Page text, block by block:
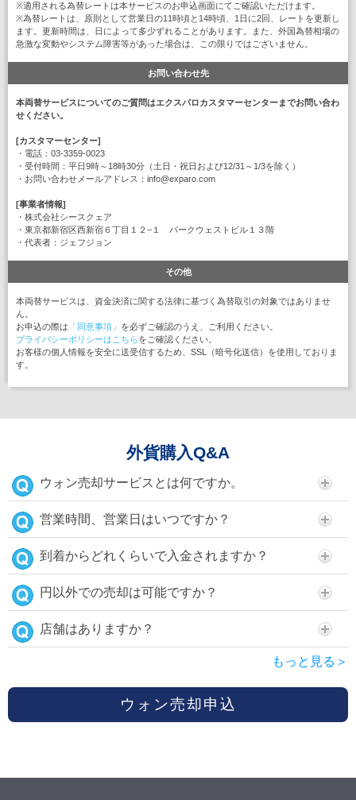
※適用される為替レートは本サービスのお申込画面にてご確認いただけます。
※為替レートは、原則として営業日の11時頃と14時頃、1日に2回、レートを更新し
ます。更新時間は、日によって多少ずれることがあります。また、外国為替相場の
急激な変動やシステム障害等があった場合は、この限りではございません。
お問い合わせ先
本両替サービスについてのご質問はエクスパロカスタマーセンターまでお問い合わ
せください。
[カスタマーセンター]
・電話：03-3359-0023
・受付時間：平日9時～18時30分（土日・祝日および12/31～1/3を除く）
・お問い合わせメールアドレス：info@exparo.com
[事業者情報]
・株式会社シースクェア
・東京都新宿区西新宿６丁目１２−１ パークウェストビル１３階
・代表者：ジェフジョン
その他
本両替サービスは、資金決済に関する法律に基づく為替取引の対象ではありませ
ん。
お申込の際は 「同意事項」 を必ずご確認のうえ、ご利用ください。
プライバシーポリシーはこちらをご確認ください。
お客様の個人情報を安全に送受信するため、SSL（暗号化送信）を使用しておりま
す。
外貨購入Q&A
ウォン売却サービスとは何ですか。
営業時間、営業日はいつですか？
到着からどれくらいで入金されますか？
円以外での売却は可能ですか？
店舗はありますか？
もっと見る＞
ウォン売却申込